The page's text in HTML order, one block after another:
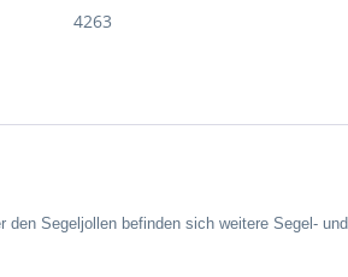
4263
Segeljollen befinden sich weitere Segel- und